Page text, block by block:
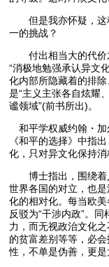
但是我亦怀疑，这
一的挑战？
付出相当大的代价
“消极地勉强承认异文
化内部所隐藏着的排
是“主义主张各自炫耀
谧领域”(前书所出)。
和平学权威约翰・加
《和平的选择》中指
化，只对异文化保持消
博士指出，围绕着
世界各国的对立，也
化的相对化。每当欧
反驳为“干涉内政”。
力，而无视政治文化
的贫富差别等等，必
性，不单是伪善，更是